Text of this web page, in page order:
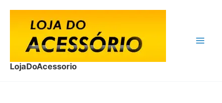
conteúdo
LojaDoAcessorio